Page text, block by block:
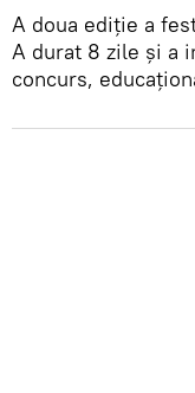
A doua ediție a
A durat 8 zile și a
concurs,